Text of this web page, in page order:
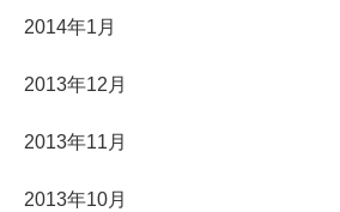
2014年1月
2013年12月
2013年11月
2013年10月